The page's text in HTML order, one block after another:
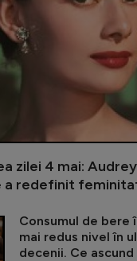
zilei 4 mai:
a redefinit
Consumul de bere
mai redus nivel în
decenii. Ce